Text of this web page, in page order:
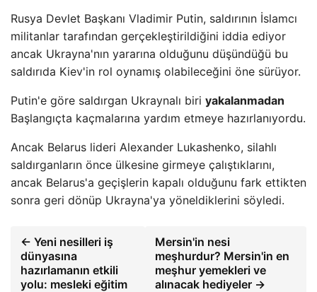
Rusya Devlet Başkanı Vladimir Putin, saldırının İslamcı
militanlar tarafından gerçekleştirildiğini iddia ediyor
ancak Ukrayna'nın yararına olduğunu düşündüğü bu
saldırıda Kiev'in rol oynamış olabileceğini öne sürüyor.
Putin'e göre saldırgan Ukraynalı biri yakalanmadan
Başlangıçta kaçmalarına yardım etmeye hazırlanıyordu.
Ancak Belarus lideri Alexander Lukashenko, silahlı
saldırganların önce ülkesine girmeye çalıştıklarını,
ancak Belarus'a geçişlerin kapalı olduğunu fark ettikten
sonra geri dönüp Ukrayna'ya yöneldiklerini söyledi.
← Yeni nesilleri iş
dünyasına
hazırlamanın etkili
yolu: mesleki eğitim
Mersin'in nesi
meşhurdur? Mersin'in en
meşhur yemekleri ve
alınacak hediyeler →